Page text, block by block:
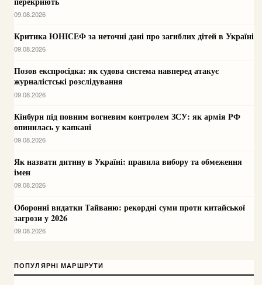
09.08.2026
Критика ЮНІСЕФ за неточні дані про загиблих дітей в Україні
09.08.2026
Позов експросідка: як судова система навперед атакує
журналістські розслідування
09.08.2026
Кінбурн під повним вогневим контролем ЗСУ: як армія РФ
опинилась у капкані
09.08.2026
Як назвати дитину в Україні: правила вибору та обмеження
імен
09.08.2026
Оборонні видатки Тайваню: рекордні суми проти китайської
загрози у 2026
09.08.2026
ПОПУЛЯРНІ МАРШРУТИ